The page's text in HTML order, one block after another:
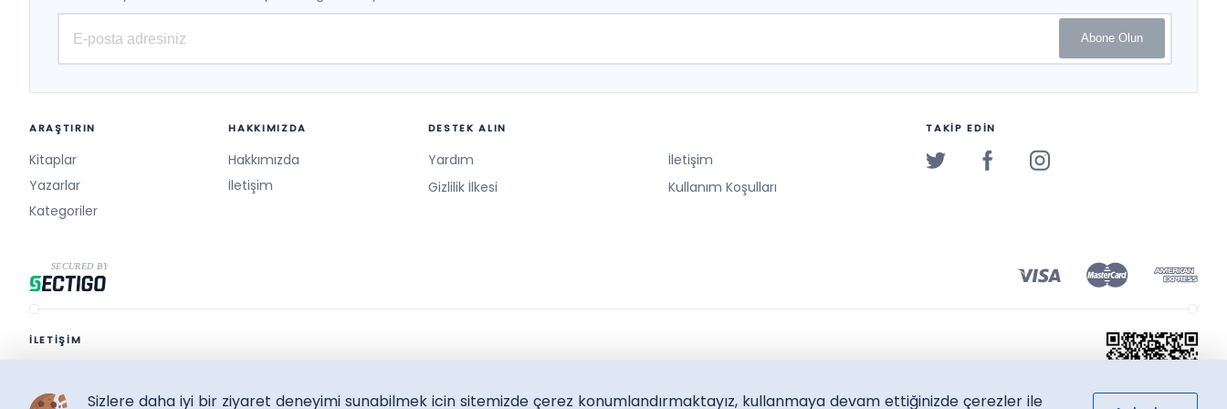
Abone Olun
ARAŞTIRIN
Kitaplar
Yazarlar
Kategoriler
HAKKIMIZDA
Hakkımızda
İletişim
DESTEK ALIN
Yardım
İletişim
Gizlilik İlkesi
Kullanım Koşulları
TAKİP EDİN
İLETİŞİM
Sizlere daha iyi bir ziyaret deneyimi sunabilmek icin sitemizde çerez konumlandırmaktayız, kullanmaya devam ettiğinizde çerezler ile